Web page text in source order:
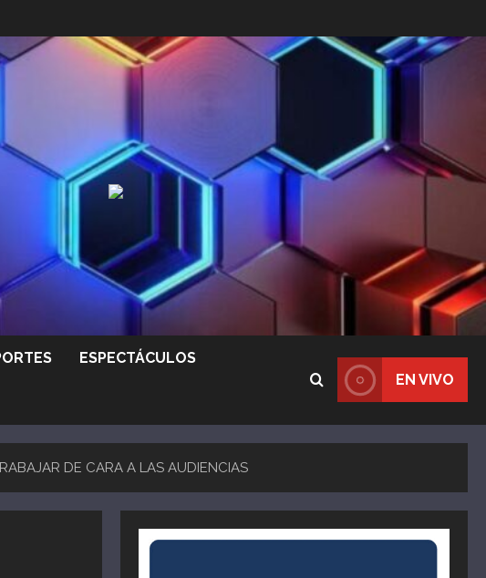
ESPECTÁCULOS
EN VIVO
DE CARA A LAS AUDIENCIAS